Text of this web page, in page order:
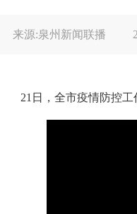
来源:泉州新闻联播
21日，全市疫情防控工作